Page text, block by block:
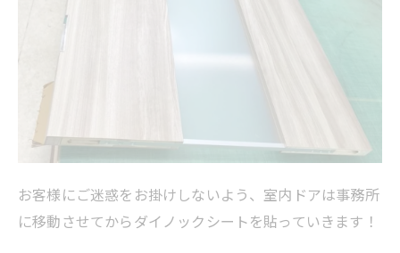
お客様にご迷惑をお掛けしないよう、室内ドアは事務所
に移動させてからダイノックシートを貼っていきます！